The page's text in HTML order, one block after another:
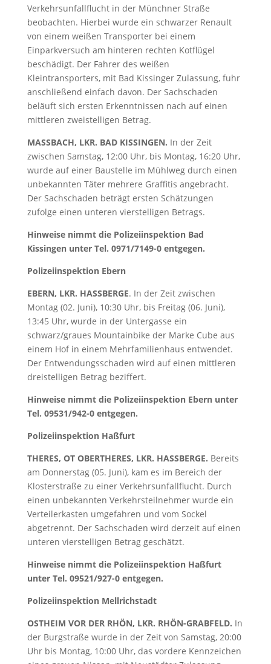
Verkehrsunfallflucht in der Münchner Straße
beobachten. Hierbei wurde ein schwarzer Renault
von einem weißen Transporter bei einem
Einparkversuch am hinteren rechten Kotflügel
beschädigt. Der Fahrer des weißen
Kleintransporters, mit Bad Kissinger Zulassung, fuhr
anschließend einfach davon. Der Sachschaden
beläuft sich ersten Erkenntnissen nach auf einen
mittleren zweistelligen Betrag.
MASSBACH, LKR. BAD KISSINGEN. In der Zeit
zwischen Samstag, 12:00 Uhr, bis Montag, 16:20 Uhr,
wurde auf einer Baustelle im Mühlweg durch einen
unbekannten Täter mehrere Graffitis angebracht.
Der Sachschaden beträgt ersten Schätzungen
zufolge einen unteren vierstelligen Betrags.
Hinweise nimmt die Polizeiinspektion Bad
Kissingen unter Tel. 0971/7149-0 entgegen.
Polizeiinspektion Ebern
EBERN, LKR. HASSBERGE. In der Zeit zwischen
Montag (02. Juni), 10:30 Uhr, bis Freitag (06. Juni),
13:45 Uhr, wurde in der Untergasse ein
schwarz/graues Mountainbike der Marke Cube aus
einem Hof in einem Mehrfamilienhaus entwendet.
Der Entwendungsschaden wird auf einen mittleren
dreistelligen Betrag beziffert.
Hinweise nimmt die Polizeiinspektion Ebern unter
Tel. 09531/942-0 entgegen.
Polizeiinspektion Haßfurt
THERES, OT OBERTHERES, LKR. HASSBERGE. Bereits
am Donnerstag (05. Juni), kam es im Bereich der
Klosterstraße zu einer Verkehrsunfallflucht. Durch
einen unbekannten Verkehrsteilnehmer wurde ein
Verteilerkasten umgefahren und vom Sockel
abgetrennt. Der Sachschaden wird derzeit auf einen
unteren vierstelligen Betrag geschätzt.
Hinweise nimmt die Polizeiinspektion Haßfurt
unter Tel. 09521/927-0 entgegen.
Polizeiinspektion Mellrichstadt
OSTHEIM VOR DER RHÖN, LKR. RHÖN-GRABFELD. In
der Burgstraße wurde in der Zeit von Samstag, 20:00
Uhr bis Montag, 10:00 Uhr, das vordere Kennzeichen